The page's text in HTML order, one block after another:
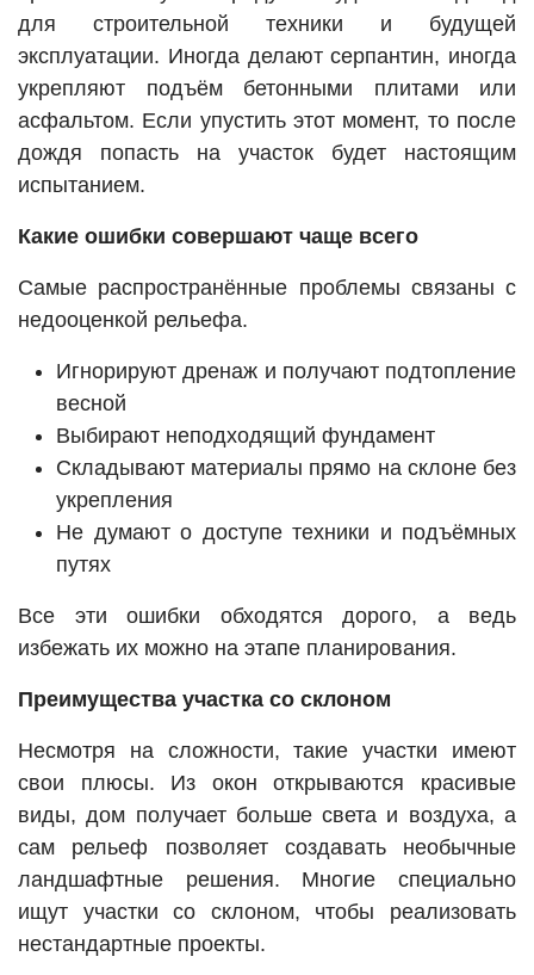
для строительной техники и будущей
эксплуатации. Иногда делают серпантин, иногда
укрепляют подъём бетонными плитами или
асфальтом. Если упустить этот момент, то после
дождя попасть на участок будет настоящим
испытанием.
Какие ошибки совершают чаще всего
Самые распространённые проблемы связаны с
недооценкой рельефа.
Игнорируют дренаж и получают подтопление
весной
Выбирают неподходящий фундамент
Складывают материалы прямо на склоне без
укрепления
Не думают о доступе техники и подъёмных
путях
Все эти ошибки обходятся дорого, а ведь
избежать их можно на этапе планирования.
Преимущества участка со склоном
Несмотря на сложности, такие участки имеют
свои плюсы. Из окон открываются красивые
виды, дом получает больше света и воздуха, а
сам рельеф позволяет создавать необычные
ландшафтные решения. Многие специально
ищут участки со склоном, чтобы реализовать
нестандартные проекты.